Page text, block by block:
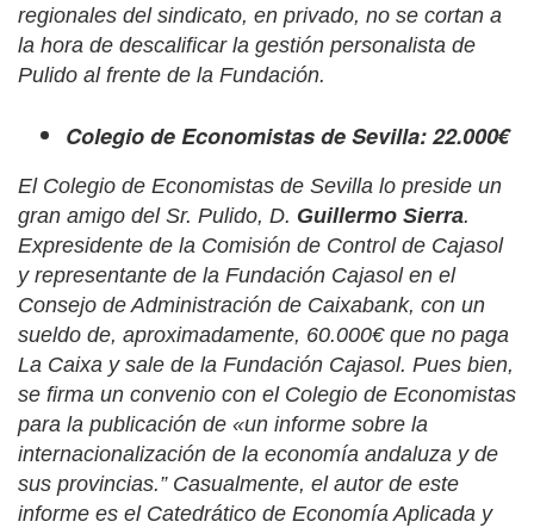
regionales del sindicato, en privado, no se cortan a
la hora de descalificar la gestión personalista de
Pulido al frente de la Fundación.
Colegio de Economistas de Sevilla: 22.000€
El Colegio de Economistas de Sevilla lo preside un
gran amigo del Sr. Pulido, D. Guillermo Sierra.
Expresidente de la Comisión de Control de Cajasol
y representante de la Fundación Cajasol en el
Consejo de Administración de Caixabank, con un
sueldo de, aproximadamente, 60.000€ que no paga
La Caixa y sale de la Fundación Cajasol. Pues bien,
se firma un convenio con el Colegio de Economistas
para la publicación de «un informe sobre la
internacionalización de la economía andaluza y de
sus provincias.” Casualmente, el autor de este
informe es el Catedrático de Economía Aplicada y